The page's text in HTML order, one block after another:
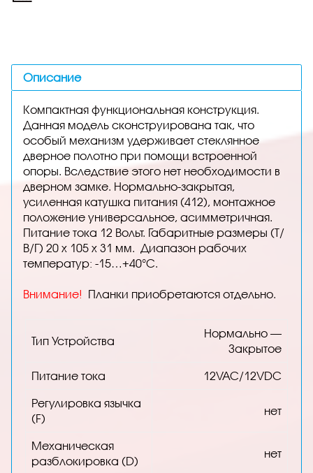
Описание
Компактная функциональная конструкция.
Данная модель сконструирована так, что
особый механизм удерживает стеклянное
дверное полотно при помощи встроенной
опоры. Вследствие этого нет необходимости в
дверном замке. Нормально-закрытая,
усиленная катушка питания (412), монтажное
положение универсальное, асимметричная.
Питание тока 12 Вольт. Габаритные размеры (Т/
В/Г) 20 х 105 х 31 мм. Диапазон рабочих
температур: -15…+40°C.
Внимание! Планки приобретаются отдельно.
Тип Устройства
Нормально —
Закрытое
Питание тока 12VAC/12VDC
Регулировка язычка
(F)
нет
Механическая
разблокировка (D)
нет